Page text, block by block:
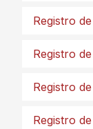
Registro
Registro
Registro
Registro